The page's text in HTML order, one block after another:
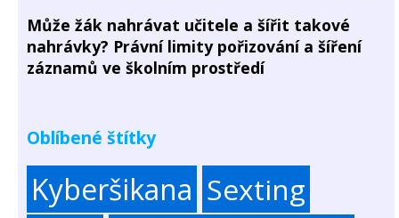
Může žák nahrávat učitele a šířit takové
nahrávky? Právní limity pořizování a šíření
záznamů ve školním prostředí
Oblíbené štítky
Kyberšikana Sexting